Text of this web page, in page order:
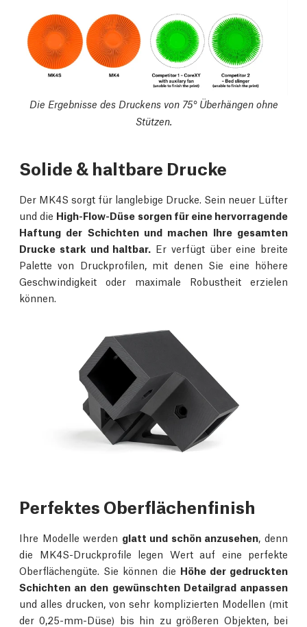
Die Ergebnisse des Druckens von 75° Überhängen ohne
Stützen.
Solide & haltbare Drucke
Der MK4S sorgt für langlebige Drucke. Sein neuer Lüfter
und die High-Flow-Düse sorgen für eine hervorragende
Haftung der Schichten und machen Ihre gesamten
Drucke stark und haltbar. Er verfügt über eine breite
Palette von Druckprofilen, mit denen Sie eine höhere
Geschwindigkeit oder maximale Robustheit erzielen
können.
Perfektes Oberflächenfinish
Ihre Modelle werden glatt und schön anzusehen , denn
die MK4S-Druckprofile legen Wert auf eine perfekte
Oberflächengüte. Sie können die Höhe der gedruckten
Schichten an den gewünschten Detailgrad anpassen
und alles drucken, von sehr komplizierten Modellen (mit
der 0,25-mm-Düse) bis hin zu größeren Objekten, bei